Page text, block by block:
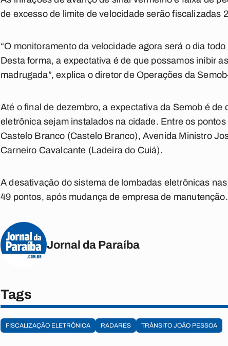
de excesso de limite de velocidade serão fiscalizadas
“O monitoramento da velocidade agora será o dia
Desta forma, a expectativa é de que possamos inibir
madrugada”, explica o diretor de Operações da
Até o final de dezembro, a expectativa da Semob é
eletrônica sejam instalados na cidade. Entre os
Castelo Branco (Castelo Branco), Avenida Ministro
Carneiro Cavalcante (Ladeira do Cuiá).
A desativação do sistema de lombadas eletrônicas
49 pontos, após mudança de empresa de manutenção.
Jornal da Paraíba
Tags
FISCALIZAÇÃO ELETRÔNICA RADARES TRÂNSITO JOÃO PESSOA